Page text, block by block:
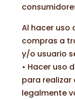
Al hacer uso
compras a
y/o usuario
• Hacer uso
para
legalmente